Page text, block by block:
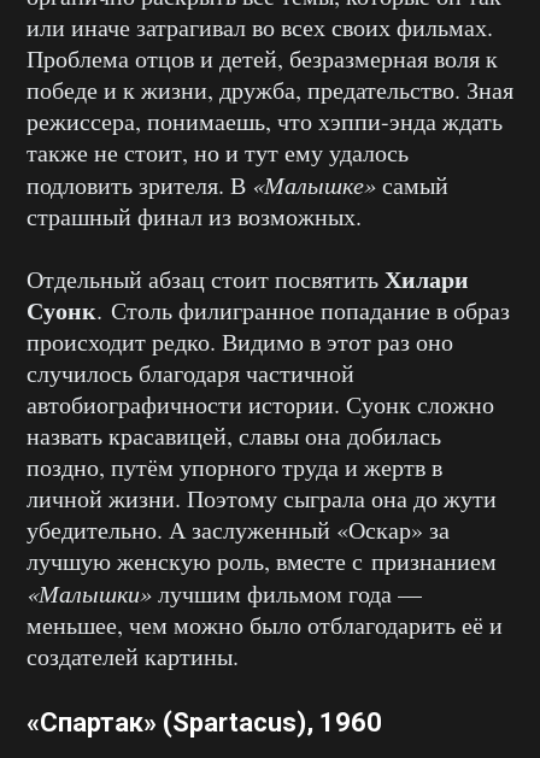
или иначе затрагивал во всех своих фильмах.
Проблема отцов и детей, безразмерная воля к
победе и к жизни, дружба, предательство. Зная
режиссера, понимаешь, что хэппи-энда ждать
также не стоит, но и тут ему удалось
подловить зрителя. В «Малышке»самый
страшный финал из возможных.
Отдельный абзац стоит посвятитьХилари
Суонк. Столь филигранное попадание в образ
происходит редко. Видимо в этот раз оно
случилось благодаря частичной
автобиографичности истории. Суонк сложно
назвать красавицей, славы она добилась
поздно, путём упорного труда и жертв в
личной жизни. Поэтому сыграла она до жути
убедительно. А заслуженный «Оскар» за
лучшую женскую роль, вместе с признанием
«Малышки»лучшим фильмом года —
меньшее, чем можно было отблагодарить её и
создателей картины.
«Спартак» (Spartacus), 1960